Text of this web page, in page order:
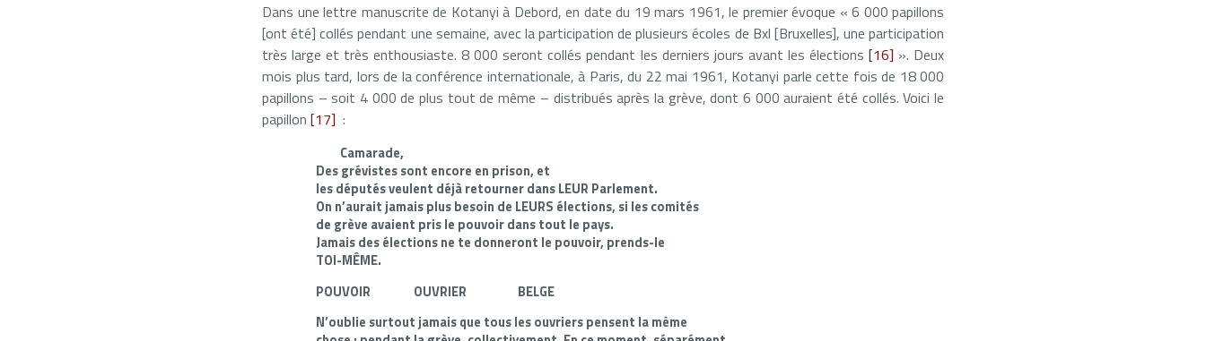
Dans une lettre manuscrite de Kotanyi à Debord, en date du 19 mars 1961, le premier évoque « 6 000 papillons
[ont été] collés pendant une semaine, avec la participation de plusieurs écoles de Bxl [Bruxelles], une participation
très large et très enthousiaste. 8 000 seront collés pendant les derniers jours avant les élections [16] ». Deux
mois plus tard, lors de la conférence internationale, à Paris, du 22 mai 1961, Kotanyi parle cette fois de 18 000
papillons – soit 4 000 de plus tout de même – distribués après la grève, dont 6 000 auraient été collés. Voici le
papillon [17] :
Camarade,
Des grévistes sont encore en prison, et
les députés veulent déjà retourner dans LEUR Parlement.
On n’aurait jamais plus besoin de LEURS élections, si les comités
de grève avaient pris le pouvoir dans tout le pays.
Jamais des élections ne te donneront le pouvoir, prends-le
TOI-MÊME.
POUVOIR OUVRIER BELGE
N’oublie surtout jamais que tous les ouvriers pensent la même